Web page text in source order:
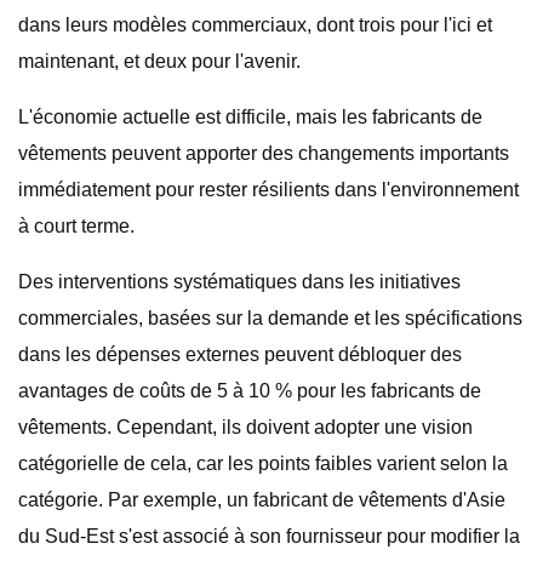
dans leurs modèles commerciaux, dont trois pour l'ici et
maintenant, et deux pour l'avenir.
L'économie actuelle est difficile, mais les fabricants de
vêtements peuvent apporter des changements importants
immédiatement pour rester résilients dans l'environnement
à court terme.
Des interventions systématiques dans les initiatives
commerciales, basées sur la demande et les spécifications
dans les dépenses externes peuvent débloquer des
avantages de coûts de 5 à 10 % pour les fabricants de
vêtements. Cependant, ils doivent adopter une vision
catégorielle de cela, car les points faibles varient selon la
catégorie. Par exemple, un fabricant de vêtements d'Asie
du Sud-Est s'est associé à son fournisseur pour modifier la